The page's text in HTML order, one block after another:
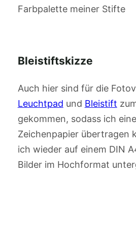
Farbpalette meiner Stifte
Bleistiftskizze
Auch hier sind für die
Leuchtpad und Bleistift
gekommen, sodass ich
Zeichenpapier übertragen
ich wieder auf einem DIN
Bilder im Hochformat